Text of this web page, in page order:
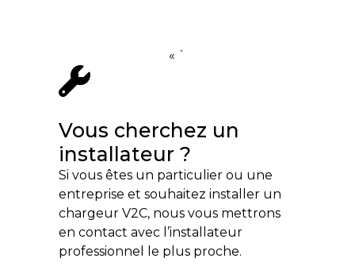
« `
Vous cherchez un
installateur ?
Si vous êtes un particulier ou une
entreprise et souhaitez installer un
chargeur V2C, nous vous mettrons
en contact avec l’installateur
professionnel le plus proche.